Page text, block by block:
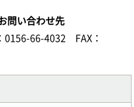
問い合わせ先
0156-66-4032
FAX：